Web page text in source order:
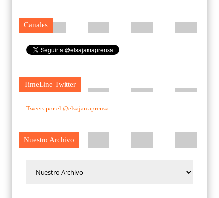
Canales
TimeLine Twitter
Tweets por el @elsajamaprensa.
Nuestro Archivo